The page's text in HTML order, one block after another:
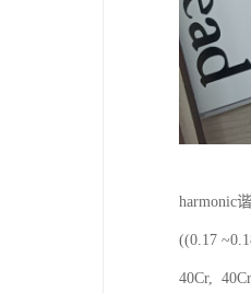
harmonic
((0.17
40Cr,